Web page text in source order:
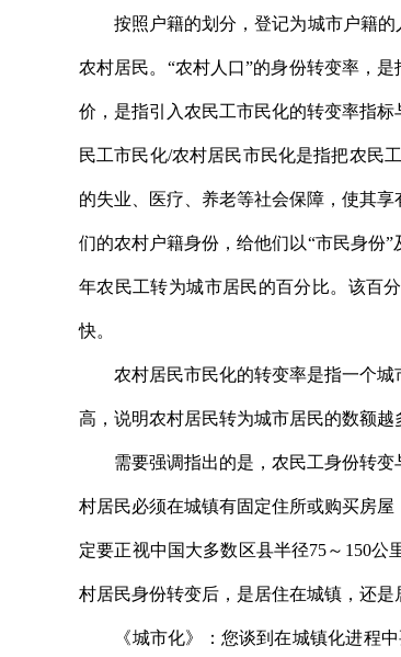
按照户籍的划分，登记为城市户籍的
农村居民。“农村人口”的身份转变率，
价，是指引入农民工市民化的转变率指
民工市民化/农村居民市民化是指把农民
的失业、医疗、养老等社会保障，使其
们的农村户籍身份，给他们以“市民身份
年农民工转为城市居民的百分比。该百
快。
农村居民市民化的转变率是指一个城
高，说明农村居民转为城市居民的数额越
需要强调指出的是，农民工身份转变
村居民必须在城镇有固定住所或购买房
定要正视中国大多数区县半径75～150
村居民身份转变后，是居住在城镇，还是
《城市化》：您谈到在城镇化进程中